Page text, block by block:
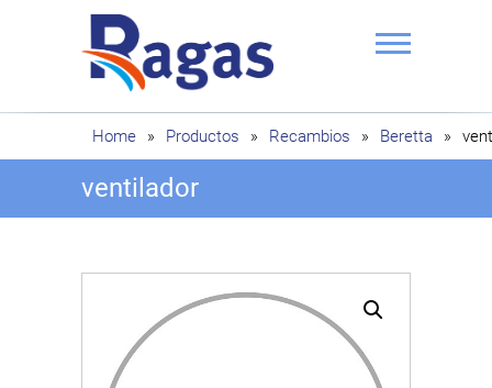
Ragas
Home » Productos » Recambios » Beretta »
ventilador